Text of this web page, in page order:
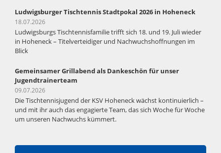
Ludwigsburger Tischtennis Stadtpokal 2026 in Hoheneck
18.07.2026
Ludwigsburgs Tischtennisfamilie trifft sich 18. und 19. Juli wieder
in Hoheneck – Titelverteidiger und Nachwuchshoffnungen im
Blick
Gemeinsamer Grillabend als Dankeschön für unser
Jugendtrainerteam
09.07.2026
Die Tischtennisjugend der KSV Hoheneck wächst kontinuierlich –
und mit ihr auch das engagierte Team, das sich Woche für Woche
um unseren Nachwuchs kümmert.